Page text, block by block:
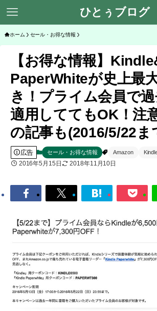
ひとぅブログ
ホーム セール・お得な情報
【お得な情報】
PaperWhiteが史上最
き！プライム会員で過
適用しててもOK！注
の記事も(2016/5/22ま
広告 セール・お得な情報 Amazon
2016年5月15日 2018年11月10日